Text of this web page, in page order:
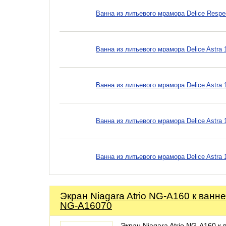
Ванна из литьевого мрамора Delice
Ванна из литьевого мрамора Delice Astra
Ванна из литьевого мрамора Delice
Ванна из литьевого мрамора Delice Astra
Ванна из литьевого мрамора Delice Astra
Экран Niagara Atrio NG-A160 к ванне
NG-A16070